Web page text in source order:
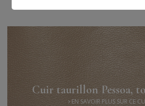
Designé à Paris
Cuir taurillon Pessoa,
EN SAVOIR PLUS SUR CE